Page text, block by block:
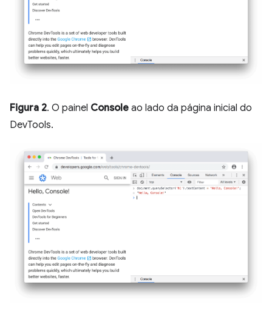
Figura 2. O painel Console ao lado da página inicial do
DevTools.